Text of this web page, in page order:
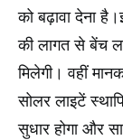
को बढ़ावा देना
की लागत से बेंच
मिलेगी। वहीं
सोलर लाइटें
सुधार होगा और